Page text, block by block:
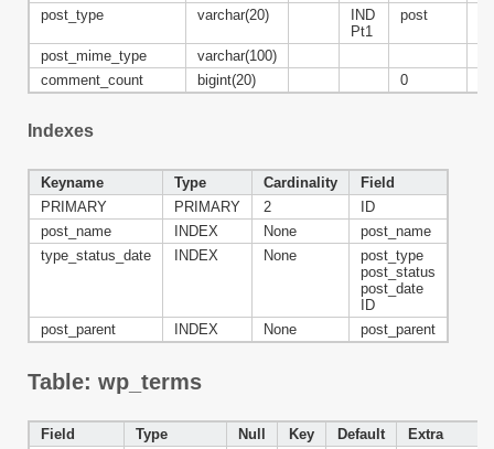
post_type
varchar(20)
IND
Pt1
post
post_mime_type
varchar(100)
comment_count
bigint(20) 0
Indexes
Keyname Type Cardinality
Field
PRIMARY
PRIMARY 2
ID
post_name
INDEX None
post_name
type_status_date
INDEX None
post_type
post_status
post_date
ID
post_parent
INDEX None post_parent
Table: wp_terms
Field Type Null Key Default
Extra